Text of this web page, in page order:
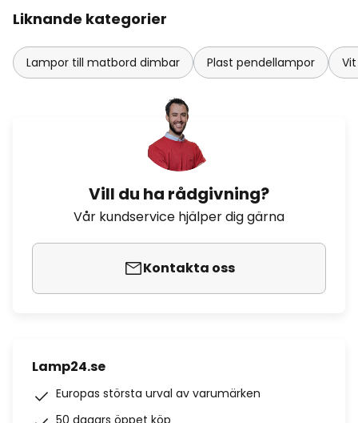
Liknande kategorier
Lampor till matbord dimbar Plast pendellampor
Vill du ha rådgivning?
Vår kundservice hjälper dig gärna
Kontakta oss
Lamp24.se
Europas största urval av varumärken
50 dagars öppet köp